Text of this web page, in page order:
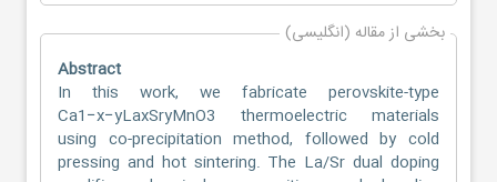
بخشی از مقاله (انگلیسی)
Abstract
In this work, we fabricate perovskite-type
Ca1−x−yLaxSryMnO3 thermoelectric materials
using co-precipitation method, followed by cold
pressing and hot sintering. The La/Sr dual doping